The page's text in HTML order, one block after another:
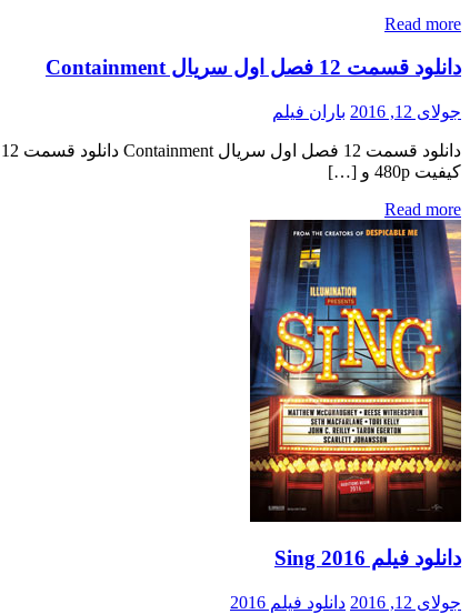
Read more
دانلود قسمت 12 فصل اول سریال Containment
جولای 12, 2016 باران فیلم
کیفیت 480p و […]
Read more
دانلود فیلم Sing 2016
جولای 12, 2016 دانلود فیلم 2016